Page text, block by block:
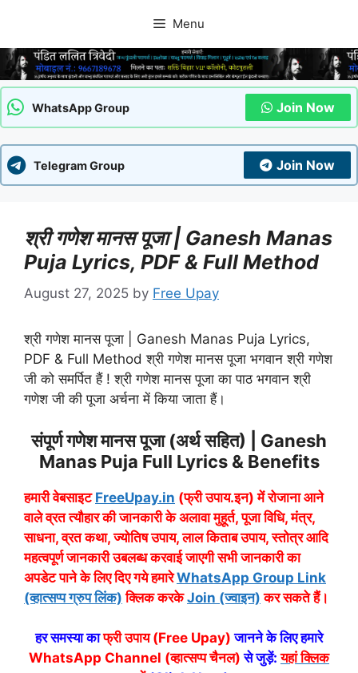
content
Menu
WhatsApp Group Join Now
Telegram Group Join Now
श्री गणेश मानस पूजा | Ganesh Manas
Puja Lyrics, PDF & Full Method
August 27, 2025 by Free Upay
श्री गणेश मानस पूजा | Ganesh Manas Puja Lyrics,
PDF & Full Method श्री गणेश मानस पूजा भगवान श्री गणेश
जी को समर्पित हैं ! श्री गणेश मानस पूजा का पाठ भगवान श्री
गणेश जी की पूजा अर्चना में किया जाता हैं।
संपूर्ण गणेश मानस पूजा (अर्थ सहित) | Ganesh
Manas Puja Full Lyrics & Benefits
हमारी वेबसाइट FreeUpay.in (फ्री उपाय.इन) में रोजाना आने
वाले व्रत त्यौहार की जानकारी के अलावा मुहूर्त, पूजा विधि, मंत्र,
साधना, व्रत कथा, ज्योतिष उपाय, लाल किताब उपाय, स्तोत्र आदि
महत्वपूर्ण जानकारी उबलब्ध करवाई जाएगी सभी जानकारी का
अपडेट पाने के लिए दिए गये हमारेWhatsApp Group Link
(व्हात्सप्प ग्रुप लिंक) क्लिक करकेJoin (ज्वाइन) कर सकते हैं।
हर समस्या काफ्री उपाय (Free Upay) जानने के लिए हमारे
WhatsApp Channel (व्हात्सप्प चैनल) से जुड़ें:यहां क्लिक